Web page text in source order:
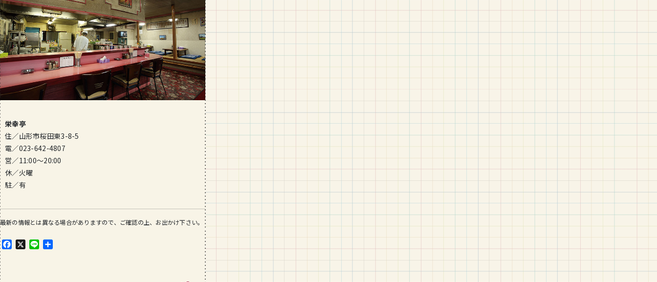
栄幸亭
住／山形市桜田東3-8-5
電／023-642-4807
営／11:00〜20:00
休／火曜
駐／有
最新の情報とは異なる場合がありますので、ご確認の上、お出かけ下さい。